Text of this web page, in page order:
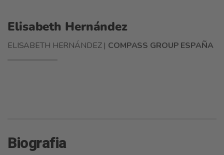
Elisabeth Hernández
ELISABETH HERNÁNDEZ | COMPASS GROUP ESPAÑA
Biografia